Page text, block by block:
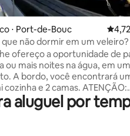
⋅ Port-de-Bouc 4,72
que não dormir em um veleiro?
ofereço a oportunidade de
ou mais noites na água, em um
A bordo, você encontrará
cozinha e 2 camas. ATENÇÃO:
para 2 adultos e 2
de idade ou 3 adultos no
aluguel por